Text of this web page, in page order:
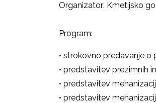
Organizator: Kmetijsko
Program:
• strokovno predavanje o
• predstavitev prezimnih
• predstavitev
• predstavitev